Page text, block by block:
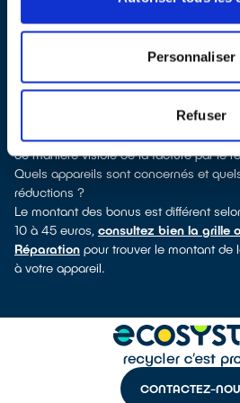
Personnaliser
Refuser
découvrirez pour quels types
obtenu le label. Réfrigérateur, lave-
d’équipements son réparateur
Consulter l’annuaire
Comment bénéficier du Bonus
Le Bonus Réparation est en vigueur
ayant obtenu le label QualiRépar. Il est
de manière visible de la facture par le
Quels appareils sont concernés et
réductions ?
Le montant des bonus est différent
10 à 45 euros, consultez bien la grille
Réparation pour trouver le montant de
à votre appareil.
CONTACTEZ-